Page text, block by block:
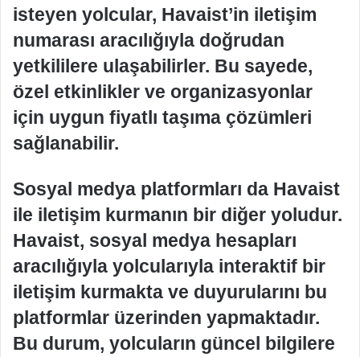
isteyen yolcular, Havaist’in iletişim
numarası aracılığıyla doğrudan
yetkililere ulaşabilirler. Bu sayede,
özel etkinlikler ve organizasyonlar
için uygun fiyatlı taşıma çözümleri
sağlanabilir.
Sosyal medya platformları da Havaist
ile iletişim kurmanın bir diğer yoludur.
Havaist, sosyal medya hesapları
aracılığıyla yolcularıyla interaktif bir
iletişim kurmakta ve duyurularını bu
platformlar üzerinden yapmaktadır.
Bu durum, yolcuların güncel bilgilere